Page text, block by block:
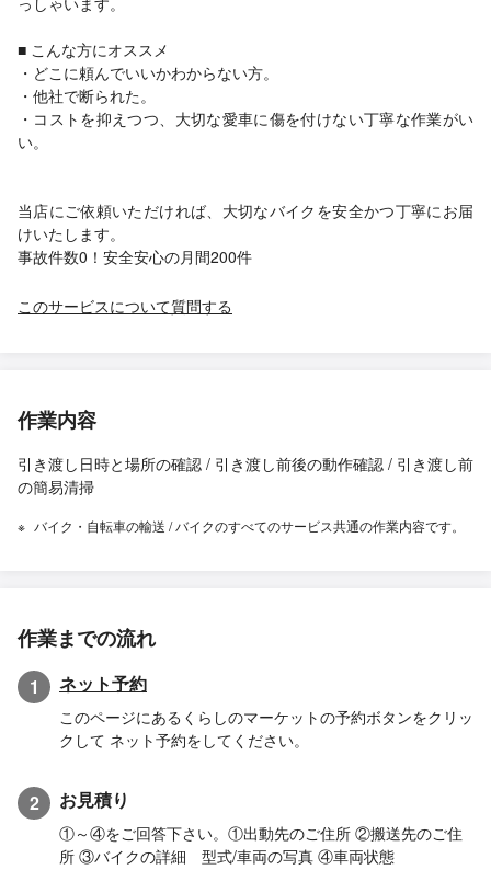
■ こんな方にオススメ
・どこに頼んでいいかわからない方。
・他社で断られた。
・コストを抑えつつ、大切な愛車に傷を付けない丁寧な作業がい
い。
当店にご依頼いただければ、大切なバイクを安全かつ丁寧にお届
けいたします。
事故件数0！安全安心の月間200件
このサービスについて質問する
作業内容
引き渡し日時と場所の確認 / 引き渡し前後の動作確認 / 引き渡し前
の簡易清掃
バイク・自転車の輸送 / バイクのすべてのサービス共通の作業内容です。
作業までの流れ
1 ネット予約
このページにあるくらしのマーケットの予約ボタンをクリッ
クして ネット予約をしてください。
2 お見積り
①～④をご回答下さい。①出動先のご住所 ②搬送先のご住
所 ③バイクの詳細 型式/車両の写真 ④車両状態